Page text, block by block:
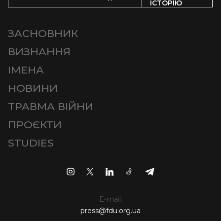
ІСТОРІЮ
ЗАСНОВНИК
ВИЗНАННЯ
ІМЕНА
НОВИНИ
ТРАВМА ВІЙНИ
ПРОЄКТИ
STUDIES
E-mail:
press@fdu.org.ua